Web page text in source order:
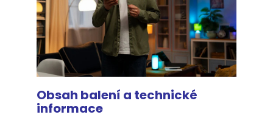
Obsah balení a technické
informace